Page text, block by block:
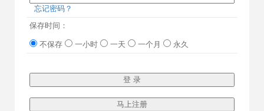
忘记密码？
保存时间：
不保存 一小时 一天 一个月 永久